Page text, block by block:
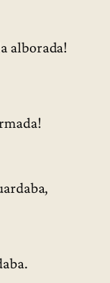
alborada!